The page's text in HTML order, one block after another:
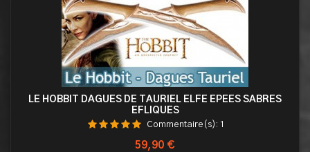
LE HOBBIT DAGUES DE TAURIEL ELFE EPEES SABRES
EFLIQUES
Commentaire(s): 1
Prix
59,90 €